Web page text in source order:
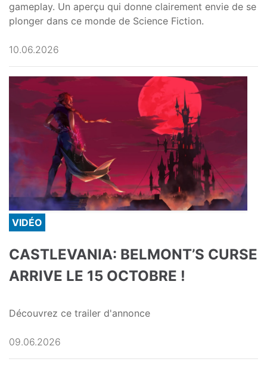
gameplay. Un aperçu qui donne clairement envie de se
plonger dans ce monde de Science Fiction.
10.06.2026
VIDÉO
CASTLEVANIA: BELMONT’S CURSE
ARRIVE LE 15 OCTOBRE !
Découvrez ce trailer d'annonce
09.06.2026